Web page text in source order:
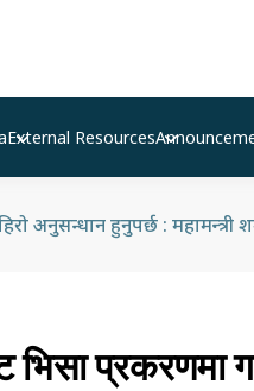
External Resources
अनुसन्धान हुनुपर्छ : महामन्त्री
भिसा प्रकरणमा